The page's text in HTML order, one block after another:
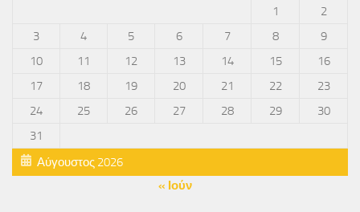
Αύγουστος 2026
1
2
3
4 5 6 7 8
9
10
11 12 13 14 15
16
17
18 19 20 21 22
23
24
25 26 27 28 29
30
31
« Ιούν